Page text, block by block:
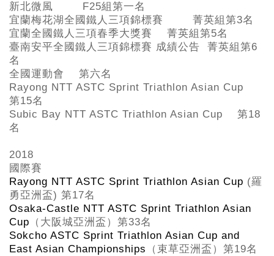
新北微風 F25組第一名
宜蘭梅花湖全國鐵人三項錦標賽 菁英組第3名
宜蘭全國鐵人三項春季大獎賽 菁英組第5名
臺南安平全國鐵人三項錦標賽 成績公告 菁英組第6
名
全國運動會 第六名
Rayong NTT ASTC Sprint Triathlon Asian Cup
第15名
Subic Bay NTT ASTC Triathlon Asian Cup 第18
名
2018
國際賽
Rayong NTT ASTC Sprint Triathlon Asian Cup (羅
勇亞洲盃) 第17名
Osaka-Castle NTT ASTC Sprint Triathlon Asian
Cup （大阪城亞洲盃）第33名
Sokcho ASTC Sprint Triathlon Asian Cup and
East Asian Championships
（束草亞洲盃）第19名